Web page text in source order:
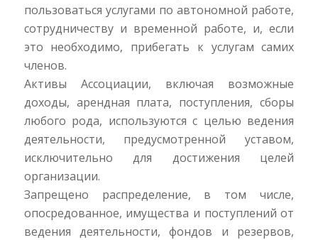
пользоваться услугами по автономной работе,
сотрудничеству и временной работе, и, если
это необходимо, прибегать к услугам самих
членов.
Активы Ассоциации, включая возможные
доходы, арендная плата, поступления, сборы
любого рода, используются с целью ведения
деятельности, предусмотренной уставом,
исключительно для достижения целей
организации.
Запрещено распределение, в том числе,
опосредованное, имущества и поступлений от
ведения деятельности, фондов и резервов,